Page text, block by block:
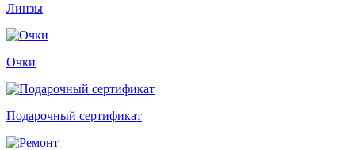
Линзы
Очки
Подарочный сертификат